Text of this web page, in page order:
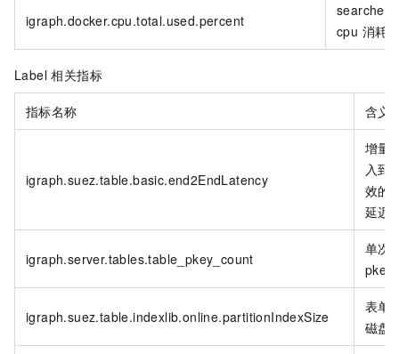
igraph.docker.cpu.total.used.percent
searcher
cpu 消耗
Label 相关指标
指标名称 含义
igraph.suez.table.basic.end2EndLatency
增量
入到
效的
延迟
igraph.server.tables.table_pkey_count
单次
pkey
igraph.suez.table.indexlib.online.partitionIndexSize
表单
磁盘